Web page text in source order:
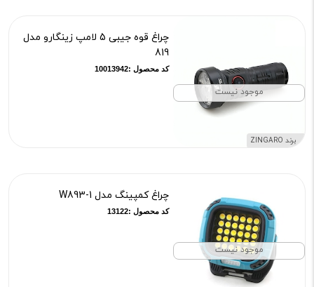
موجود نیست
برند ZINGARO
چراغ قوه جیبی 5 لامپ زینگارو مدل
819
کد محصول :10013942
موجود نیست
چراغ کمپینگ مدل W893-1
کد محصول :13122